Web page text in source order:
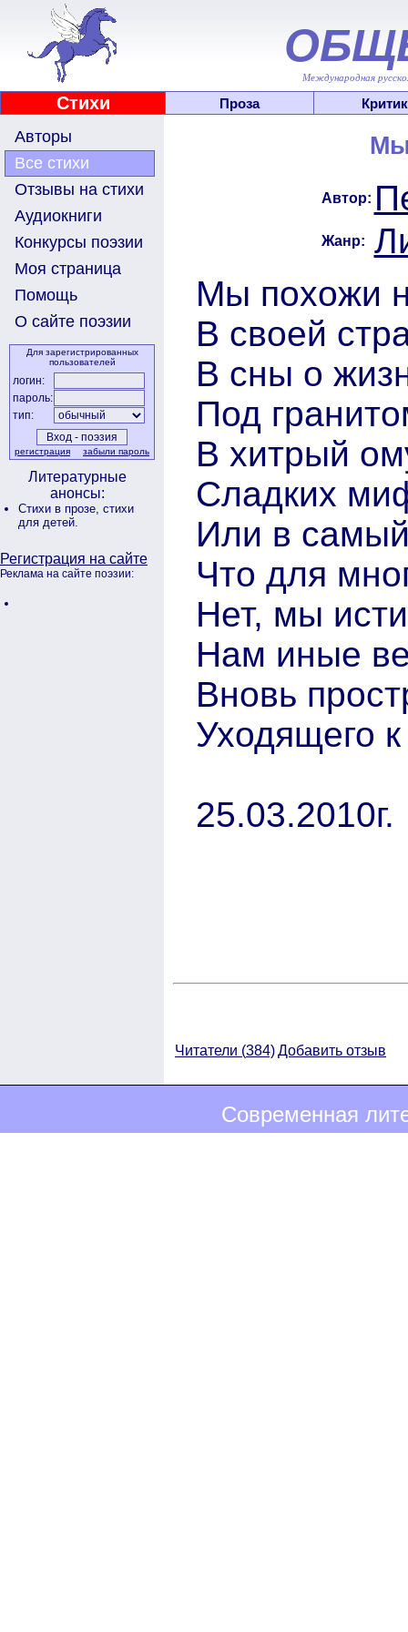
Международная
Стихи Проза
Авторы
Все стихи
Отзывы на стихи
Аудиокниги
Конкурсы поэзии
Моя страница
Помощь
О сайте поэзии
Для зарегистрированных
пользователей
логин:
пароль:
тип:
регистрация забыли пароль
Литературные
анонсы:
Стихи в прозе, стихи
для детей.
Регистрация на сайте
Реклама на сайте поэзии:
Мы
Автор:
Жанр:
Мы похожи
В своей
В сны о
Под
В хитрый
Сладких
Или в
Что для
Нет, мы
Нам иные
Вновь
Уходящего
25.03.2010г.
Читатели (384)Добавить отзыв
Современная